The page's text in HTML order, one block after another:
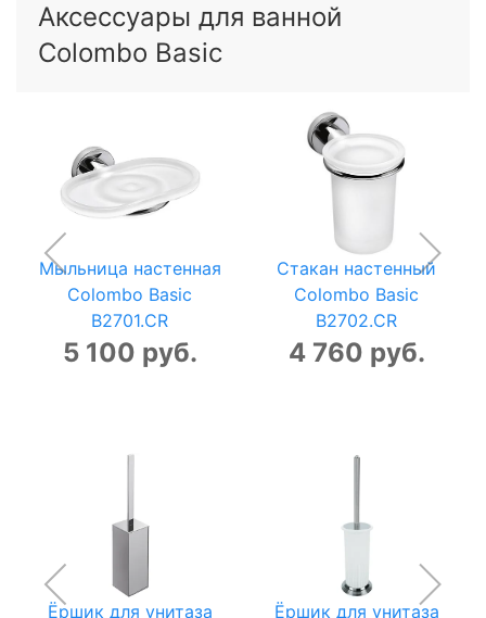
Аксессуары для ванной
Colombo Basic
Мыльница настенная
Colombo Basic
B2701.CR
5 100 руб.
Стакан настенный
Colombo Basic
B2702.CR
4 760 руб.
Ёршик для унитаза Ёршик для унитаза